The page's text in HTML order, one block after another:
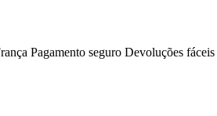
Pagamento seguro Devoluções fáceis